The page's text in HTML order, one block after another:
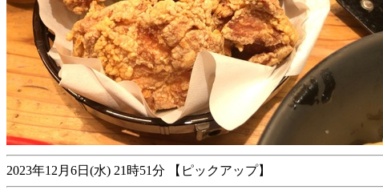
2023年12月6日(水) 21時51分 【ピックアップ】